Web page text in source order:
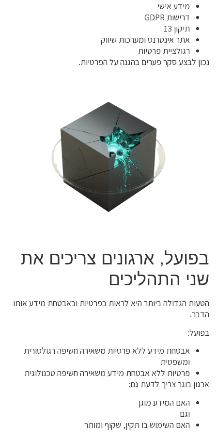
מידע אישי
דרישות GDPR
תיקון 13
אתר אינטרנט ומערכות שיווק
רגולציית פרטיות
נכון לבצע סקר פערים בהגנה על הפרטיות.
בפועל, ארגונים צריכים את
שני התהליכים
הטעות הגדולה ביותר היא לראות בפרטיות ובאבטחת מידע אותו
הדבר.
בפועל:
אבטחת מידע ללא פרטיות משאירה חשיפה רגולטורית
ומשפטית
פרטיות ללא אבטחת מידע משאירה חשיפה טכנולוגית
ארגון בוגר צריך לדעת גם:
האם המידע מוגן
וגם
האם השימוש בו תקין, שקוף ומותר